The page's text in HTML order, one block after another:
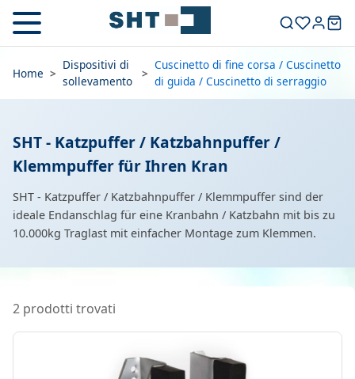
Home >
Dispositivi di
sollevamento
>
Cuscinetto di fine corsa / Cuscinetto
di guida / Cuscinetto di serraggio
SHT - Katzpuffer / Katzbahnpuffer /
Klemmpuffer für Ihren Kran
SHT - Katzpuffer / Katzbahnpuffer / Klemmpuffer sind der
ideale Endanschlag für eine Kranbahn / Katzbahn mit bis zu
10.000kg Traglast mit einfacher Montage zum Klemmen.
2 prodotti trovati